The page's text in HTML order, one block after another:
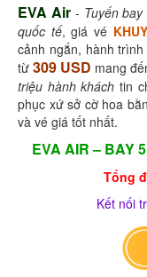
EVA Air- Tuyến
quốc tế, giá vé
cảnh ngắn, hành
từ309 USD mang
triệu hành khách tin
phục xứ sở cờ hoa
và vé giá tốt nhất.
EVA AIR – BAY
Tổng
Kết nối